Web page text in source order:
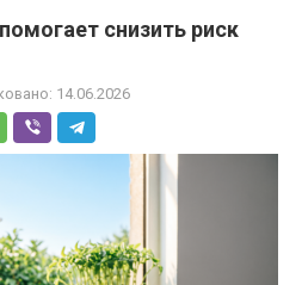
снизить риск
14.06.2026